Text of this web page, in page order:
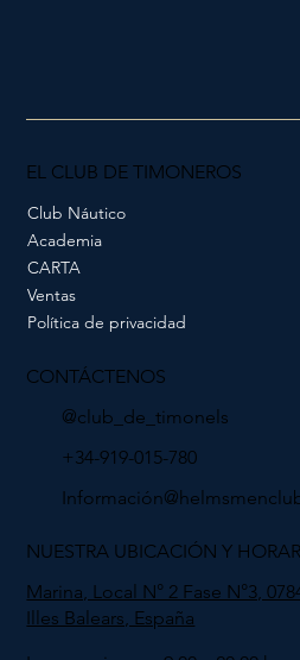
EL CLUB DE TIMONEROS
Club Náutico
Academia
CARTA
Ventas
Política de privacidad
NUESTRA UBICACIÓN Y
Marina, Local N° 2 Fase N°3,
Illes Balears, España
CONTÁCTENOS
@club_de_timonels
+34-919-015-780